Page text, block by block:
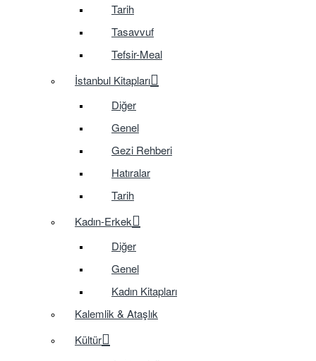
Tarih
Tasavvuf
Tefsir-Meal
İstanbul Kitapları
Diğer
Genel
Gezi Rehberi
Hatıralar
Tarih
Kadın-Erkek
Diğer
Genel
Kadın Kitapları
Kalemlik & Ataşlık
Kültür